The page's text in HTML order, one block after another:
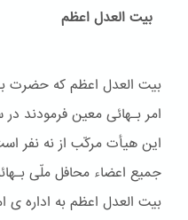
بیت العدل اعظم
بیت العدل اعظم که حضرت
این هیأت مرکّب از نه نفر
جمیع اعضاء محافل ملّی
بیت العدل اعظم به اداره ی